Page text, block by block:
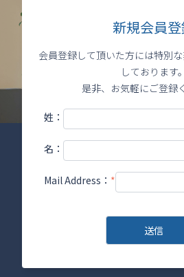
新規会員
会員登録して頂いた方には特別
しております。
是非、お気軽にご登録
姓：
名：
Mail Address： *